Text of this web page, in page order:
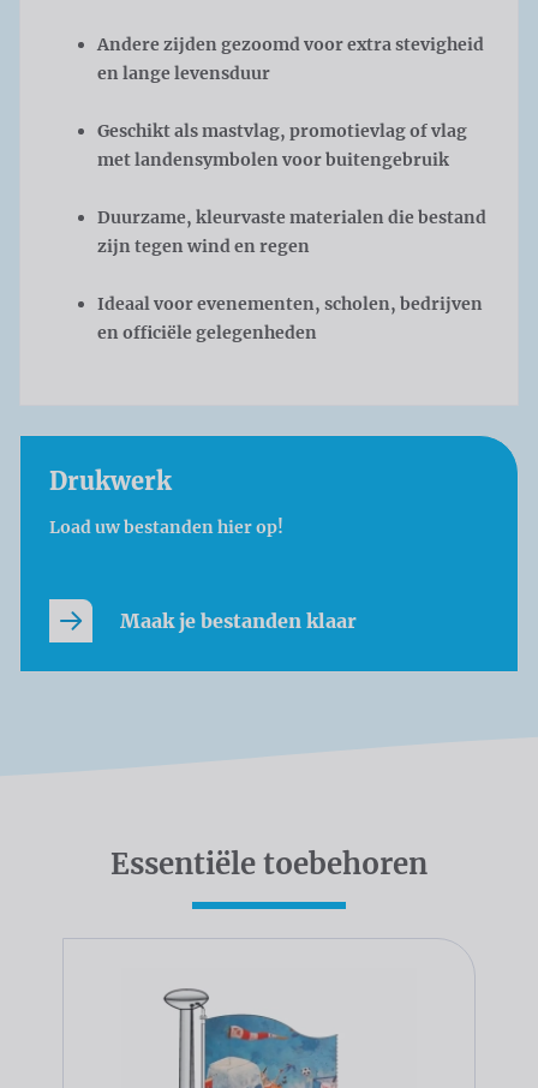
Andere zijden gezoomd voor extra stevigheid
en lange levensduur
Geschikt als mastvlag, promotievlag of vlag
met landensymbolen voor buitengebruik
Duurzame, kleurvaste materialen die bestand
zijn tegen wind en regen
Ideaal voor evenementen, scholen, bedrijven
en officiële gelegenheden
Drukwerk
Load uw bestanden hier op!
Maak je bestanden klaar
Essentiële toebehoren